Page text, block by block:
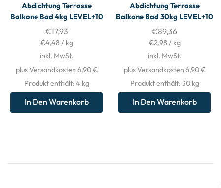
Abdichtung Terrasse
Balkone Bad 4kg LEVEL+10
€17,93
€4,48/ kg
inkl. MwSt.
plus Versandkosten 6,90 €
Produkt enthält: 4 kg
In Den Warenkorb
Abdichtung Terrasse
Balkone Bad 30kg LEVEL+10
€89,36
€2,98/ kg
inkl. MwSt.
plus Versandkosten 6,90 €
Produkt enthält: 30 kg
In Den Warenkorb